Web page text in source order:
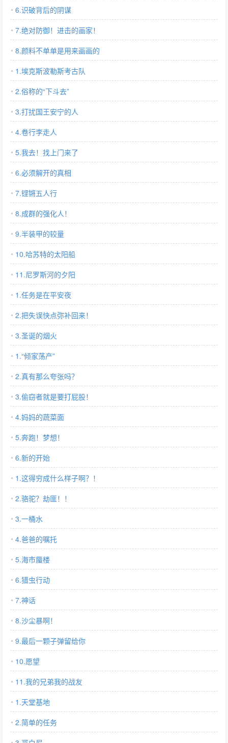
6.识破背后的阴谋
7.绝对防御！进击的画家！
8.颜料不单单是用来画画的
1.埃克斯波勒斯考古队
2.俗称的“下斗去”
3.打扰国王安宁的人
4.卷行李走人
5.我去！找上门来了
6.必须解开的真相
7.铿锵五人行
8.成群的强化人！
9.半装甲的较量
10.哈苏特的太阳船
11.尼罗斯河的夕阳
1.任务是在平安夜
2.把失误快点弥补回来！
3.圣诞的烟火
1.“倾家荡产”
2.真有那么夸张吗？
3.偷窃者就是要打屁股！
4.妈妈的蔬菜面
5.奔跑！梦想！
6.新的开始
1.这得穷成什么样子啊？！
2.骆驼？劫匪！！
3.一桶水
4.爸爸的嘱托
5.海市蜃楼
6.猎虫行动
7.神话
8.沙尘暴啊！
9.最后一颗子弹留给你
10.愿望
11.我的兄弟我的战友
1.天堂基地
2.简单的任务